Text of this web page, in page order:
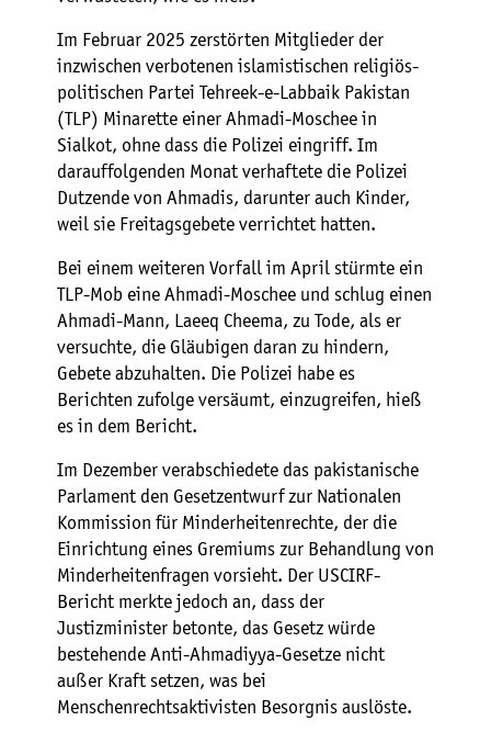
Im Februar 2025 zerstörten Mitglieder der
inzwischen verbotenen islamistischen religiös-
politischen Partei Tehreek-e-Labbaik Pakistan
(TLP) Minarette einer Ahmadi-Moschee in
Sialkot, ohne dass die Polizei eingriff. Im
darauffolgenden Monat verhaftete die Polizei
Dutzende von Ahmadis, darunter auch Kinder,
weil sie Freitagsgebete verrichtet hatten.
Bei einem weiteren Vorfall im April stürmte ein
TLP-Mob eine Ahmadi-Moschee und schlug einen
Ahmadi-Mann, Laeeq Cheema, zu Tode, als er
versuchte, die Gläubigen daran zu hindern,
Gebete abzuhalten. Die Polizei habe es
Berichten zufolge versäumt, einzugreifen, hieß
es in dem Bericht.
Im Dezember verabschiedete das pakistanische
Parlament den Gesetzentwurf zur Nationalen
Kommission für Minderheitenrechte, der die
Einrichtung eines Gremiums zur Behandlung von
Minderheitenfragen vorsieht. Der USCIRF-
Bericht merkte jedoch an, dass der
Justizminister betonte, das Gesetz würde
bestehende Anti-Ahmadiyya-Gesetze nicht
außer Kraft setzen, was bei
Menschenrechtsaktivisten Besorgnis auslöste.